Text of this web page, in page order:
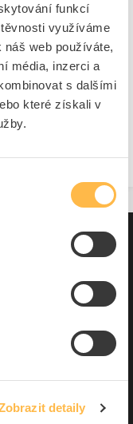
funkcí
využíváme
web používáte,
média, inzerci a
s dalšími
které získali v
detaily
Přihlaste se do
Pokud přístup
zaregistrovat.
velkoobchodní